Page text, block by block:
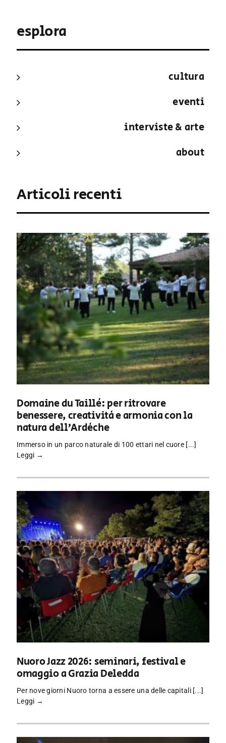
esplora
cultura
eventi
interviste & arte
about
Articoli recenti
Domaine du Taillé: per ritrovare
benessere, creatività e armonia con la
natura dell’Ardèche
Immerso in un parco naturale di 100 ettari nel cuore [...]
Leggi →
Nuoro Jazz 2026: seminari, festival e
omaggio a Grazia Deledda
Per nove giorni Nuoro torna a essere una delle capitali [...]
Leggi →